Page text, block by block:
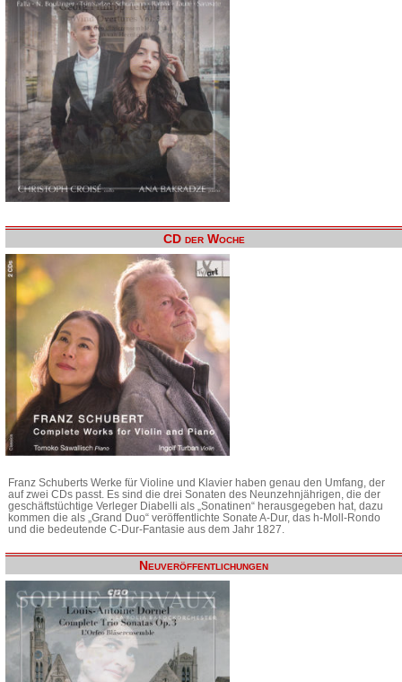
CD der Woche
Franz Schuberts Werke für Violine und Klavier haben genau den Umfang, der
auf zwei CDs passt. Es sind die drei Sonaten des Neunzehnjährigen, die der
geschäftstüchtige Verleger Diabelli als „Sonatinen“ herausgegeben hat, dazu
kommen die als „Grand Duo“ veröffentlichte Sonate A-Dur, das h-Moll-Rondo
und die bedeutende C-Dur-Fantasie aus dem Jahr 1827.
Neuveröffentlichungen